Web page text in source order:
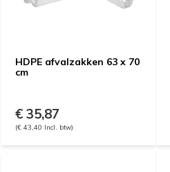
HDPE afvalzakken 63 x 70
cm
€ 35,87
(€ 43,40 Incl. btw)